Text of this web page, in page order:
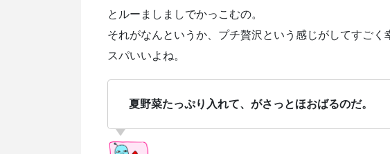
とルーましましでかっこむの。
それがなんというか、プチ贅沢という感じがしてすごく
スパいいよね。
夏野菜たっぷり入れて、がさっとほおばるのだ。